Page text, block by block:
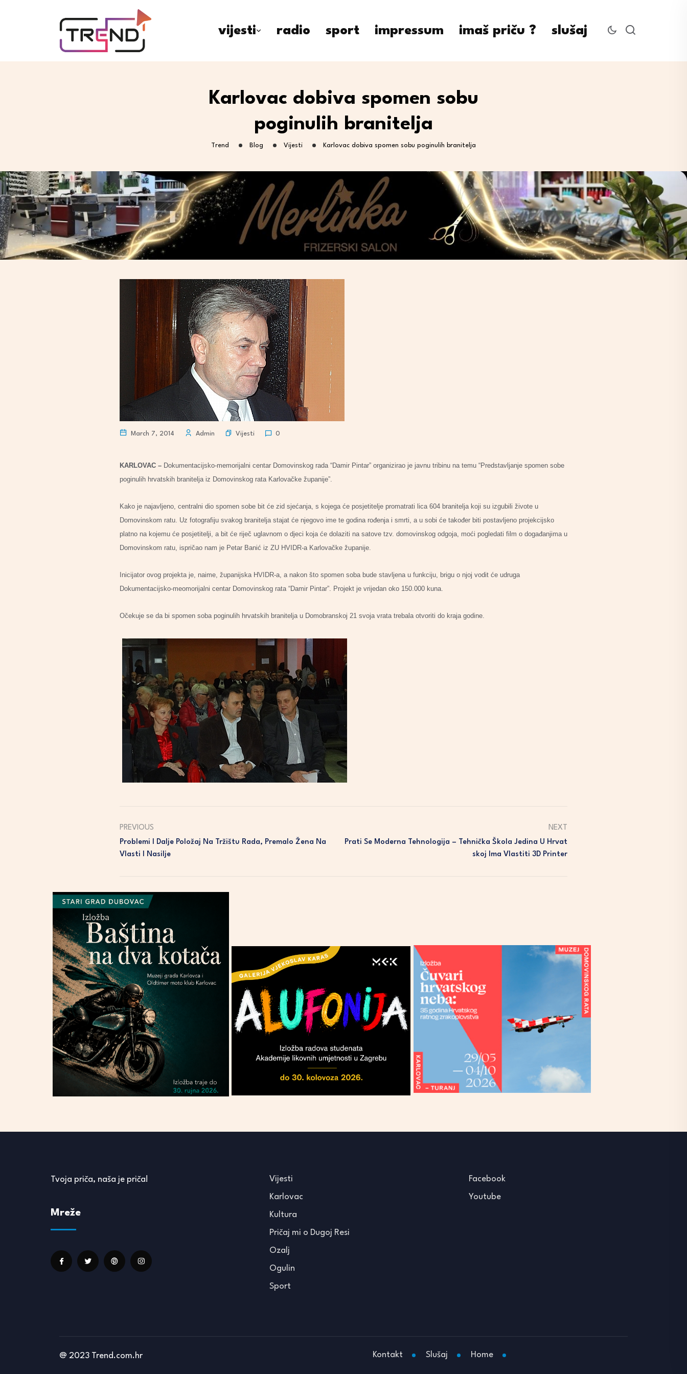
vijesti radio sport impressum imaš priču ? slušaj
Karlovac dobiva spomen sobu
poginulih branitelja
Trend Blog Vijesti Karlovac dobiva spomen sobu poginulih branitelja
March 7, 2014 Admin Vijesti 0
KARLOVAC – Dokumentacijsko-memorijalni centar Domovinskog rada “Damir Pintar” organizirao je javnu tribinu na temu “Predstavljanje spomen sobe
poginulih hrvatskih branitelja iz Domovinskog rata Karlovačke županije”.
Kako je najavljeno, centralni dio spomen sobe bit će zid sjećanja, s kojega će posjetitelje promatrati lica 604 branitelja koji su izgubili živote u
Domovinskom ratu. Uz fotografiju svakog branitelja stajat će njegovo ime te godina rođenja i smrti, a u sobi će također biti postavljeno projekcijsko
platno na kojemu će posjetitelji, a bit će riječ uglavnom o djeci koja će dolaziti na satove tzv. domovinskog odgoja, moći pogledati film o događanjima u
Domovinskom ratu, ispričao nam je Petar Banić iz ZU HVIDR-a Karlovačke županije.
Inicijator ovog projekta je, naime, županijska HVIDR-a, a nakon što spomen soba bude stavljena u funkciju, brigu o njoj vodit će udruga
Dokumentacijsko-meomorijalni centar Domovinskog rata “Damir Pintar”. Projekt je vrijedan oko 150.000 kuna.
Očekuje se da bi spomen soba poginulih hrvatskih branitelja u Domobranskoj 21 svoja vrata trebala otvoriti do kraja godine.
PREVIOUS
Problemi I Dalje Položaj Na Tržištu Rada, Premalo Žena Na
Vlasti I Nasilje
NEXT
Prati Se Moderna Tehnologija – Tehnička Škola Jedina U Hrvat
Skoj Ima Vlastiti 3D Printer
Tvoja priča, naša je priča!
Mreže
Vijesti
Karlovac
Kultura
Pričaj mi o Dugoj Resi
Ozalj
Ogulin
Sport
Facebook
Youtube
@ 2023 Trend.com.hr Kontakt Slušaj Home